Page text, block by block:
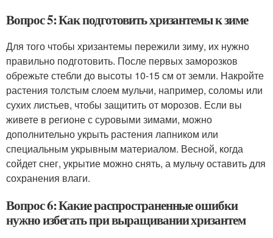
Вопрос 5: Как подготовить хризантемы к зиме
Для того чтобы хризантемы пережили зиму, их нужно
правильно подготовить. После первых заморозков
обрежьте стебли до высоты 10-15 см от земли. Накройте
растения толстым слоем мульчи, например, соломы или
сухих листьев, чтобы защитить от морозов. Если вы
живете в регионе с суровыми зимами, можно
дополнительно укрыть растения лапником или
специальным укрывным материалом. Весной, когда
сойдет снег, укрытие можно снять, а мульчу оставить для
сохранения влаги.
Вопрос 6: Какие распространенные ошибки
нужно избегать при выращивании хризантем